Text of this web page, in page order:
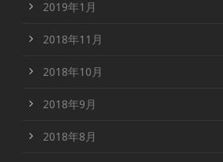
2019年1月
2018年11月
2018年10月
2018年9月
2018年8月